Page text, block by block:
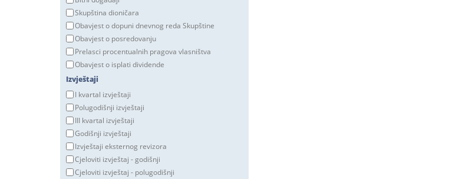
Skupština dioničara
Obavjest o dopuni dnevnog reda Skupštine
Obavjest o posredovanju
Prelasci procentualnih pragova vlasništva
Obavjest o isplati dividende
Izvještaji
I kvartal izvještaji
Polugodišnji izvještaji
III kvartal izvještaji
Godišnji izvještaji
Izvještaji eksternog revizora
Cjeloviti izvještaj - godišnji
Cjeloviti izvještaj - polugodišnji